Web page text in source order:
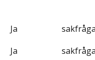
Ja
Ja